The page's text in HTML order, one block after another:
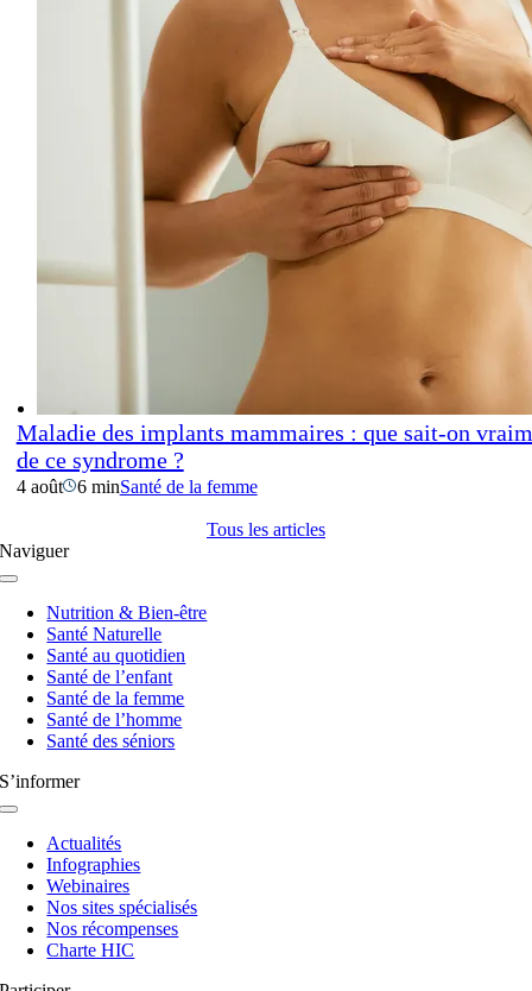
Maladie des implants mammaires : que sait-on
de ce syndrome ?
4 août 6 minSanté de la femme
Tous les articles
Naviguer
Navigation
basculeNutrition & Bien-être
Santé Naturelle
Santé au quotidien
Santé de l’enfant
Santé de la femme
Santé de l’homme
Santé des séniors
S’informer
Navigation
basculeActualités
Infographies
Webinaires
Nos sites spécialisés
Nos récompenses
Charte HIC